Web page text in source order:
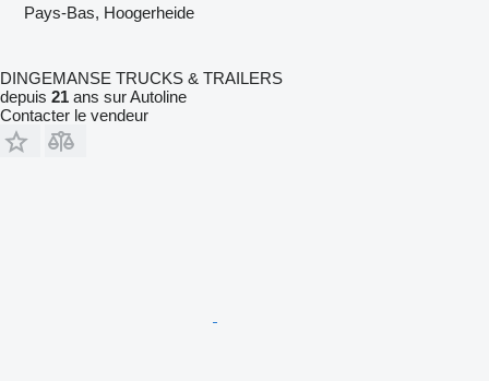
Pays-Bas, Hoogerheide
DINGEMANSE TRUCKS & TRAILERS
depuis 21 ans sur Autoline
Contacter le vendeur